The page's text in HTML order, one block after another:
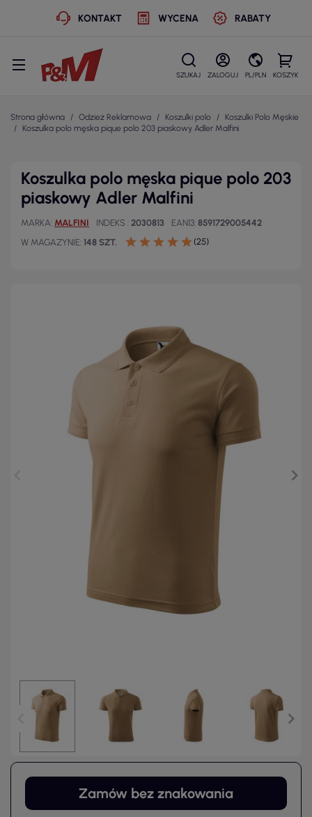
KONTAKT WYCENA RABATY
SZUKAJ ZALOGUJ PL/PLN KOSZYK
Strona główna Odzież Reklamowa Koszulki polo
Koszulki Polo Męskie
Koszulka polo męska pique polo 203 piaskowy Adler Malfini
Koszulka polo męska pique polo 203
piaskowy Adler Malfini
MARKA MALFINI INDEKS 2030813 EAN13 8591729005442
W MAGAZYNIE 148 SZT. (25)
Zamów bez znakowania